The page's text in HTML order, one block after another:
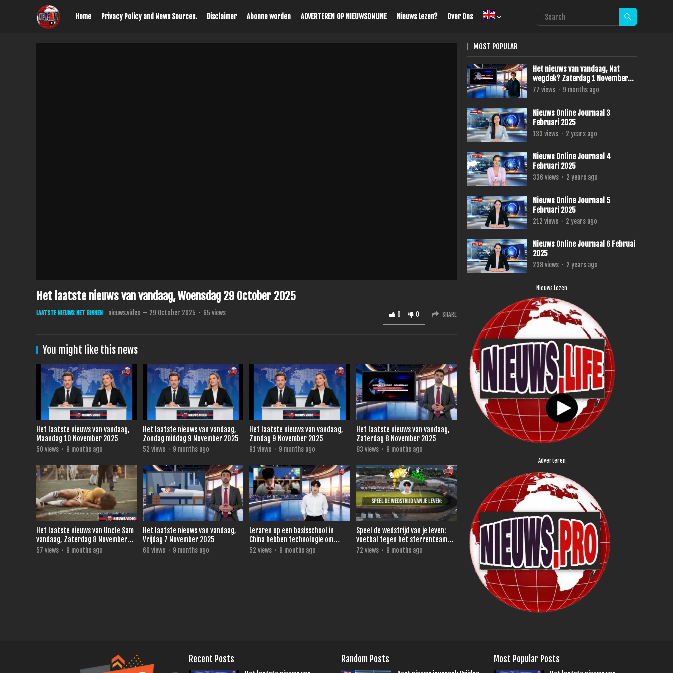
Home Privacy Policy and News Sources. Disclaimer Abonne worden ADVERTEREN OP NIEUWSONLINE Nieuws Lezen? Over Ons
Het laatste nieuws van vandaag, Woensdag 29 October 2025
LAATSTE NIEUWS NET BINNEN nieuws.video — 29 October 2025 · 65 views 0 0 SHARE
You might like this news
Het laatste nieuws van vandaag,
Maandag 10 November 2025
50 views · 9 months ago
Het laatste nieuws van vandaag,
Zondag middag 9 November 2025
52 views · 9 months ago
Het laatste nieuws van vandaag,
Zondag 9 November 2025
91 views · 9 months ago
Het laatste nieuws van vandaag,
Zaterdag 8 November 2025
83 views · 9 months ago
Het laatste nieuws van Uncle Sam
vandaag, Zaterdag 8 November
2025
57 views · 9 months ago
Het laatste nieuws van vandaag,
Vrijdag 7 November 2025
60 views · 9 months ago
Leraren op een basisschool in
China hebben technologie om
direct te zien wie niet oplet.
52 views · 9 months ago
Speel de wedstrijd van je leven:
voetbal tegen het sterrenteam
van Ronald de Boer voor 3FM
72 views · 9 months ago
MOST POPULAR
Het nieuws van vandaag, Nat
wegdek? Zaterdag 1 November
2025
77 views · 9 months ago
Nieuws Online Journaal 3
Februari 2025
133 views · 2 years ago
Nieuws Online Journaal 4
Februari 2025
336 views · 2 years ago
Nieuws Online Journaal 5
Februari 2025
212 views · 2 years ago
Nieuws Online Journaal 6 Februai
2025
238views · 2 years ago
Nieuws Lezen
Adverteren
Recent Posts Random Posts Most Popular Posts